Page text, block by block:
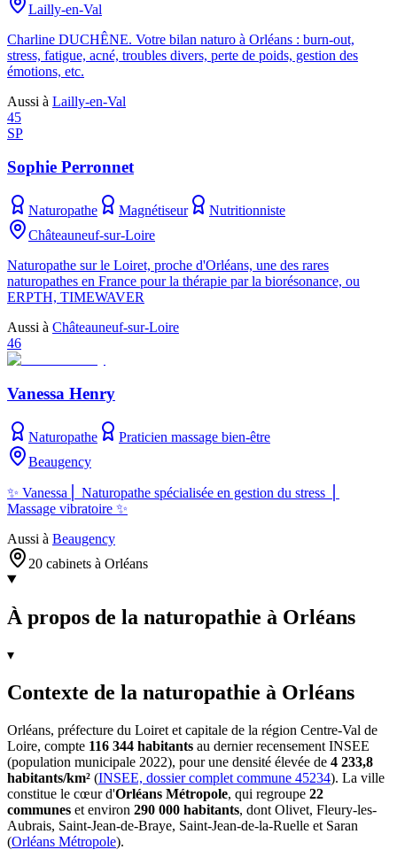
Lailly-en-Val
Charline DUCHÊNE. Votre bilan naturo à Orléans : burn-out,
stress, fatigue, acné, troubles divers, perte de poids, gestion des
émotions, etc.
Aussi à Lailly-en-Val
45
SP
Sophie Perronnet
Naturopathe Magnétiseur
Nutritionniste
Châteauneuf-sur-Loire
Naturopathe sur le Loiret, proche d'Orléans, une des rares
naturopathes en France pour la thérapie par la biorésonance, ou
ERPTH, TIMEWAVER
Aussi à Châteauneuf-sur-Loire
46
Vanessa Henry
Naturopathe
Praticien massage bien-être
Beaugency
✨ Vanessa⎪ Naturopathe spécialisée en gestion du stress ⎪
Massage vibratoire ✨
Aussi à Beaugency
20 cabinets à Orléans
À propos de la naturopathie à Orléans
▾
Contexte de la naturopathie à Orléans
Orléans, préfecture du Loiret et capitale de la région Centre-Val de
Loire, compte 116 344 habitants au dernier recensement INSEE
(population municipale 2022), pour une densité élevée de 4 233,8
habitants/km² (INSEE, dossier complet commune 45234). La ville
constitue le cœur d'Orléans Métropole, qui regroupe 22
communes et environ 290 000 habitants, dont Olivet, Fleury-les-
Aubrais, Saint-Jean-de-Braye, Saint-Jean-de-la-Ruelle et Saran
(Orléans Métropole).